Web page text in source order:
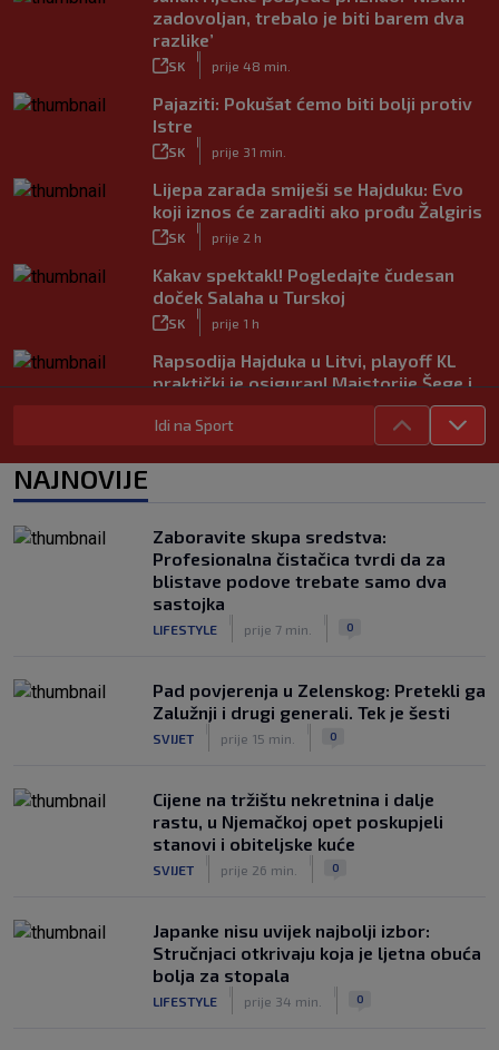
zadovoljan, trebalo je biti barem dva
razlike’
SK prije 48 min.
Pajaziti: Pokušat ćemo biti bolji protiv
Istre
SK prije 31 min.
Lijepa zarada smiješi se Hajduku: Evo
koji iznos će zaraditi ako prođu Žalgiris
SK prije 2 h
Kakav spektakl! Pogledajte čudesan
doček Salaha u Turskoj
SK prije 1 h
Rapsodija Hajduka u Litvi, playoff KL
praktički je osiguran! Majstorije Šege i
SK
|
prije 6 h
Neočekivani problemi za Dinamo:
Rijeka u Finsku nosi minimalnu
prednost, bivši vratar Dinama spriječio
veću razliku
SK prije 2 h
Idi na Sport
NAJNOVIJE
Zaboravite skupa sredstva:
Profesionalna čistačica tvrdi da za
blistave podove trebate samo dva
sastojka
LIFESTYLE prije 7 min. 0
Pad povjerenja u Zelenskog: Pretekli ga
Zalužnji i drugi generali. Tek je šesti
SVIJET prije 15 min. 0
Cijene na tržištu nekretnina i dalje
rastu, u Njemačkoj opet poskupjeli
stanovi i obiteljske kuće
SVIJET prije 26 min. 0
Japanke nisu uvijek najbolji izbor:
Stručnjaci otkrivaju koja je ljetna obuća
bolja za stopala
LIFESTYLE prije 34 min. 0